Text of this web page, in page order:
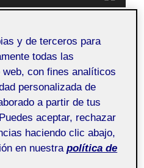
y de terceros para
todas las
con fines analíticos
personalizada de
a partir de tus
aceptar, rechazar
haciendo clic abajo,
en nuestra política de